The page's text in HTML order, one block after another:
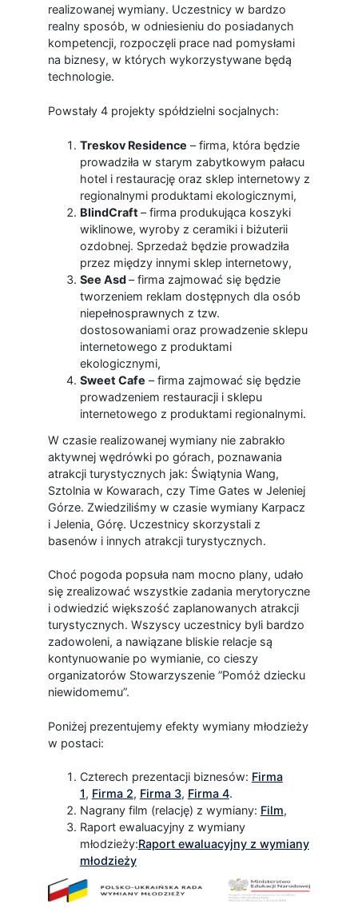
realizowanej wymiany. Uczestnicy w bardzo
realny sposób, w odniesieniu do posiadanych
kompetencji, rozpoczęli prace nad pomysłami
na biznesy, w których wykorzystywane będą
technologie.
Powstały 4 projekty spółdzielni socjalnych:
Treskov Residence – firma, która będzie
prowadziła w starym zabytkowym pałacu
hotel i restaurację oraz sklep internetowy z
regionalnymi produktami ekologicznymi,
BlindCraft – firma produkująca koszyki
wiklinowe, wyroby z ceramiki i biżuterii
ozdobnej. Sprzedaż będzie prowadziła
przez między innymi sklep internetowy,
See Asd– firma zajmować się będzie
tworzeniem reklam dostępnych dla osób
niepełnosprawnych z tzw.
dostosowaniami oraz prowadzenie sklepu
internetowego z produktami
ekologicznymi,
Sweet Cafe – firma zajmować się będzie
prowadzeniem restauracji i sklepu
internetowego z produktami regionalnymi.
W czasie realizowanej wymiany nie zabrakło
aktywnej wędrówki po górach, poznawania
atrakcji turystycznych jak: Świątynia Wang,
Sztolnia w Kowarach, czy Time Gates w Jeleniej
Górze. Zwiedziliśmy w czasie wymiany Karpacz
i Jelenia˛ Górę. Uczestnicy skorzystali z
basenów i innych atrakcji turystycznych.
Choć pogoda popsuła nam mocno plany, udało
się zrealizować wszystkie zadania merytoryczne
i odwiedzić większość zaplanowanych atrakcji
turystycznych. Wszyscy uczestnicy byli bardzo
zadowoleni, a nawiązane bliskie relacje są
kontynuowanie po wymianie, co cieszy
organizatorów Stowarzyszenie ”Pomóż dziecku
niewidomemu”.
Poniżej prezentujemy efekty wymiany młodzieży
w postaci:
Czterech prezentacji biznesów: Firma
1, Firma 2, Firma 3, Firma 4.
Nagrany film (relację) z wymiany: Film,
Raport ewaluacyjny z wymiany
młodzieży:Raport ewaluacyjny z wymiany
młodzieży